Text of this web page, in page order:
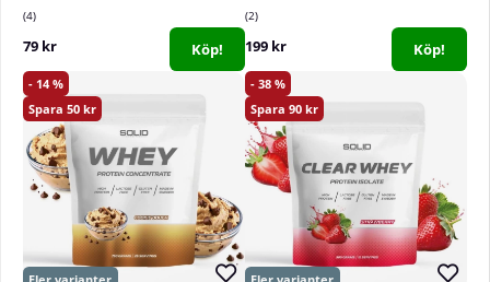
4
79 kr Köp!
2
199 kr Köp!
14
50
38
90